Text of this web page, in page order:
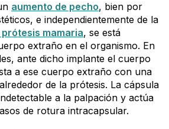
aumento de pecho, bien por
e independientemente de la
mamaria, se está
extraño en el organismo. En
ante dicho implante el cuerpo
a ese cuerpo extraño con una
de la prótesis. La cápsula
a la palpación y actúa
de rotura intracapsular.